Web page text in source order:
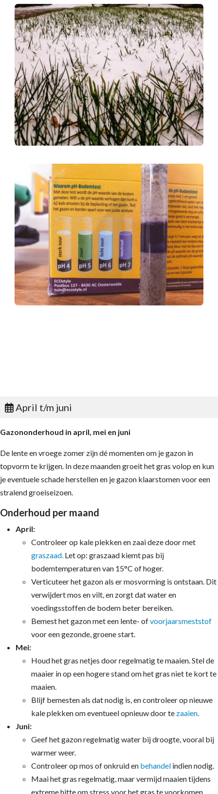
April t/m juni
Gazononderhoud in april, mei en juni
De lente en vroege zomer zijn dé momenten om je gazon in
topvorm te krijgen. In deze maanden groeit het gras volop en kun
je eventuele schade herstellen en je gazon klaarstomen voor een
stralend groeiseizoen.
Onderhoud per maand
April:
Controleer op kale plekken en zaai deze door met
graszaad. Let op: graszaad kiemt pas bij
bodemtemperaturen van 15°C of hoger.
Verticuteer het gazon als er mosvorming is ontstaan. Dit
verwijdert mos en vilt, en zorgt dat water en
voedingsstoffen de bodem beter bereiken.
Bemest het gazon met een lente- ofvoorjaarsmeststof
voor een gezonde, groene start.
Mei:
Houd het gras netjes door regelmatig te maaien. Stel de
maaier in op een hogere stand om het gras niet te kort te
maaien.
Blijf bemesten als dat nodig is, en controleer op nieuwe
kale plekken om eventueel opnieuw door te zaaien.
Juni:
Geef het gazon regelmatig water bij droogte, vooral bij
warmer weer.
Controleer op mos of onkruid en behandel indien nodig.
Maai het gras regelmatig, maar vermijd maaien tijdens
extreme hitte om stress voor het gras te voorkomen.